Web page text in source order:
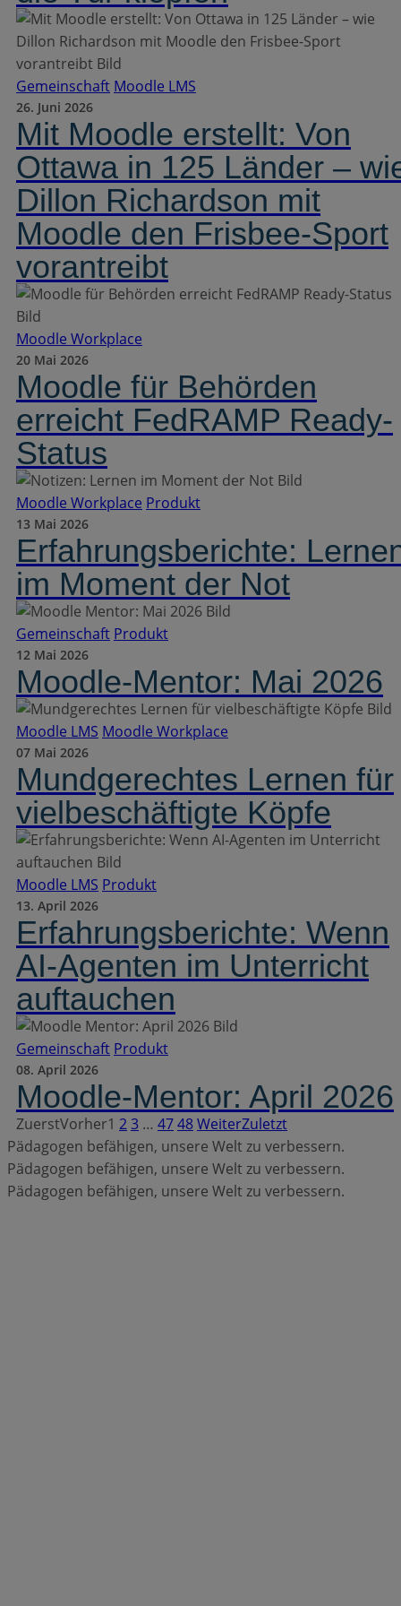
Gemeinschaft Moodle LMS
26. Juni 2026
Mit Moodle erstellt: Von
Ottawa in 125 Länder –
Dillon Richardson mit
Moodle den Frisbee-Sport
vorantreibt
Moodle Workplace
20 Mai 2026
Moodle für Behörden
erreicht FedRAMP Ready-
Status
Moodle Workplace Produkt
13 Mai 2026
Erfahrungsberichte:
im Moment der Not
Gemeinschaft Produkt
12 Mai 2026
Moodle-Mentor: Mai 2026
Moodle LMS Moodle Workplace
07 Mai 2026
Mundgerechtes Lernen für
vielbeschäftigte Köpfe
Moodle LMS Produkt
13. April 2026
Erfahrungsberichte: Wenn
AI-Agenten im Unterricht
auftauchen
Gemeinschaft Produkt
08. April 2026
Moodle-Mentor: April 2026
ZuerstVorher1 23 … 4748WeiterZuletzt
Pädagogen befähigen, unsere Welt zu verbessern.
Pädagogen befähigen, unsere Welt zu verbessern.
Pädagogen befähigen, unsere Welt zu verbessern.